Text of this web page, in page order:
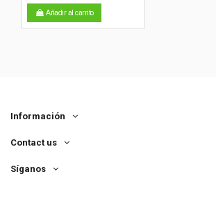
Añadir al carrito
Información
Contact us
Síganos